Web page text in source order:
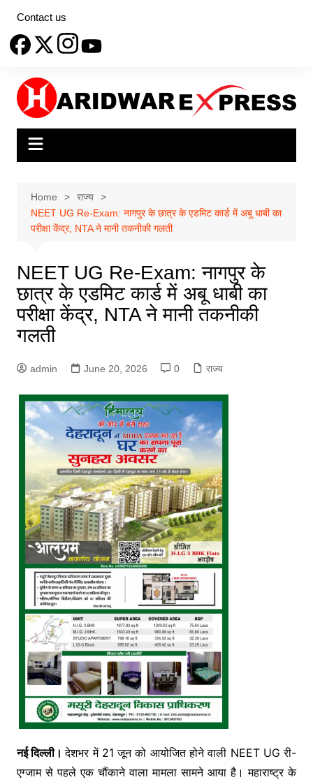
content
Contact us
Home
राज्य
NEET UG Re-Exam: नागपुर के छात्र के एडमिट कार्ड में अबू धाबी का
परीक्षा केंद्र, NTA ने मानी तकनीकी गलती
NEET UG Re-Exam: नागपुर के
छात्र के एडमिट कार्ड में अबू धाबी का
परीक्षा केंद्र, NTA ने मानी तकनीकी
गलती
admin June 20, 2026 0 राज्य
नई दिल्ली।देशभर में 21 जून को आयोजित होने वाली NEET UG री-
एग्जाम से पहले एक चौंकाने वाला मामला सामने आया है। महाराष्ट्र के